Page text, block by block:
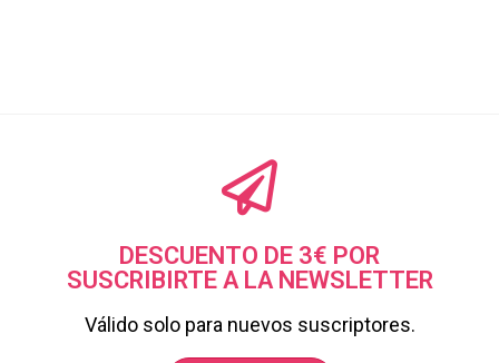
DESCUENTO DE 3€ POR
SUSCRIBIRTE A LA NEWSLETTER
Válido solo para nuevos suscriptores.